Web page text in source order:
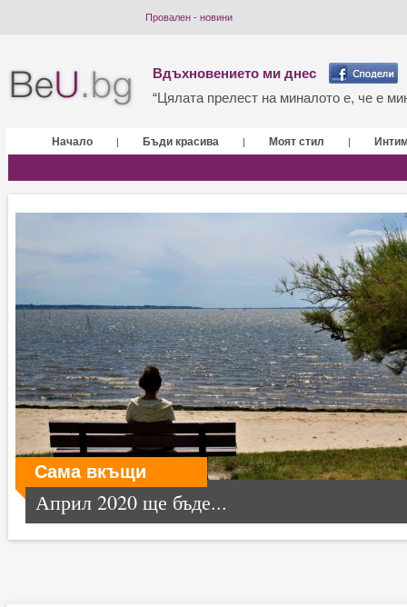
Провален - новини
Вдъхновението ми днес
“Цялата прелест на миналото е, че е
Начало | Бъди красива | Моят стил |
Сама вкъщи
Април 2020 ще бъде...